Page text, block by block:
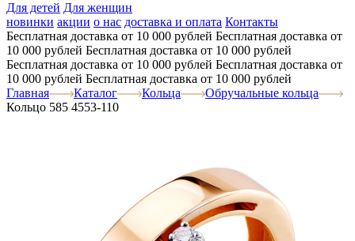
Для детей Для женщин
новинки акции о нас доставка и оплата Контакты
Бесплатная доставка от 10 000 рублей Бесплатная доставка от
10 000 рублей Бесплатная доставка от 10 000 рублей
Бесплатная доставка от 10 000 рублей Бесплатная доставка от
10 000 рублей Бесплатная доставка от 10 000 рублей
Главная
Каталог Кольца
Обручальные кольца
Кольцо 585 4553-110